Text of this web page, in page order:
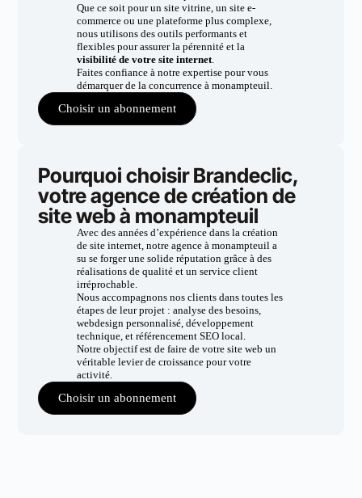
Que ce soit pour un site vitrine, un site e-
commerce ou une plateforme plus complexe,
nous utilisons des outils performants et
flexibles pour assurer la pérennité et la
visibilité de votre site internet.
Faites confiance à notre expertise pour vous
démarquer de la concurrence à monampteuil.
Choisir un abonnement
Pourquoi choisir Brandeclic,
votre agence de création de
site web à monampteuil
Avec des années d’expérience dans la création
de site internet, notre agence à monampteuil a
su se forger une solide réputation grâce à des
réalisations de qualité et un service client
irréprochable.
Nous accompagnons nos clients dans toutes les
étapes de leur projet : analyse des besoins,
webdesign personnalisé, développement
technique, et référencement SEO local.
Notre objectif est de faire de votre site web un
véritable levier de croissance pour votre
activité.
Choisir un abonnement